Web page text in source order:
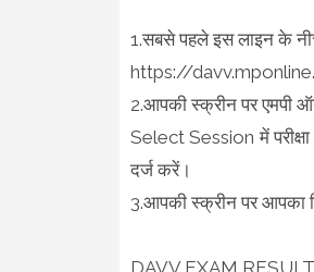
1.सबसे पहले इस लाइन के
https://
2.आपकी स्क्रीन पर एमपी
Select Session में परीक्षा
दर्ज करें।
3.आपकी स्क्रीन पर आपका
DAVV EXAM